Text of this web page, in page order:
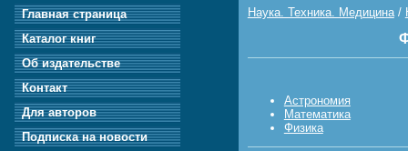
Главная страница
Каталог книг
Об издательстве
Контакт
Для авторов
Подписка на новости
Наука. Техника. Медицина/
Астрономия
Математика
Физика